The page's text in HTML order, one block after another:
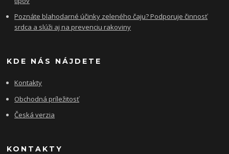
Poznáte blahodarné účinky zeleného čaju? Podporuje činnosť
srdca a slúži aj na prevenciu rakoviny
KDE NÁS NÁJDETE
Kontakty
Obchodná príležitosť
Česká verzia
KONTAKTY